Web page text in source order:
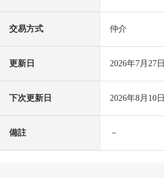
交易方式 仲介
更新日 2026年7月27日
下次更新日 2026年8月10日
備註 －